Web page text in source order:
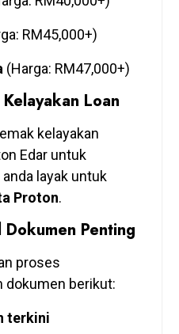
RM45,000+)
(Harga: RM47,000+)
Loan
kelayakan
Edar untuk
layak untuk
Proton.
Penting
proses
dokumen berikut:
terkini